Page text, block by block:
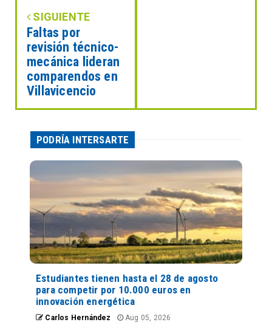
SIGUIENTE
Faltas por
revisión técnico-
mecánica lideran
comparendos en
Villavicencio
PODRÍA INTERSARTE
Estudiantes tienen hasta el 28 de agosto
para competir por 10.000 euros en
innovación energética
Carlos Hernández Aug 05, 2026